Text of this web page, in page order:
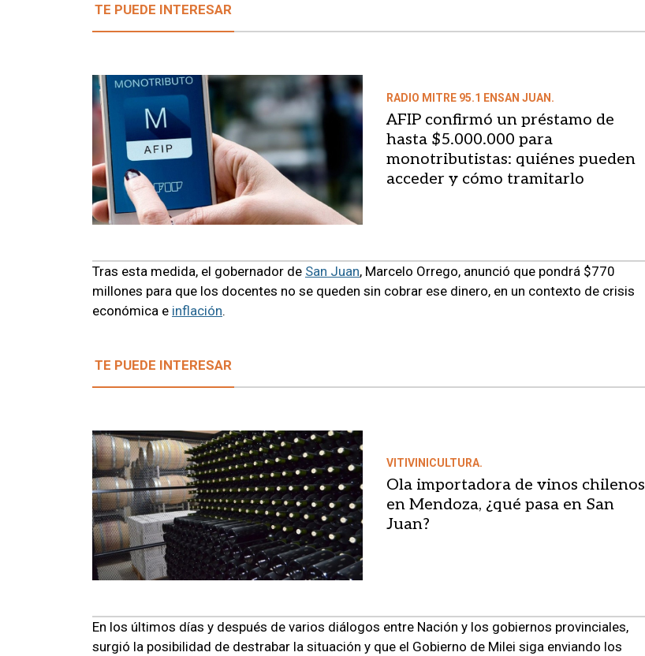
TE PUEDE INTERESAR
RADIO MITRE 95.1 ENSAN JUAN.
AFIP confirmó un préstamo de
hasta $5.000.000 para
monotributistas: quiénes pueden
acceder y cómo tramitarlo
Tras esta medida, el gobernador de San Juan, Marcelo Orrego, anunció que pondrá $770
millones para que los docentes no se queden sin cobrar ese dinero, en un contexto de crisis
económica e inflación.
TE PUEDE INTERESAR
VITIVINICULTURA.
Ola importadora de vinos chilenos
en Mendoza, ¿qué pasa en San
Juan?
En los últimos días y después de varios diálogos entre Nación y los gobiernos provinciales,
surgió la posibilidad de destrabar la situación y que el Gobierno de Milei siga enviando los